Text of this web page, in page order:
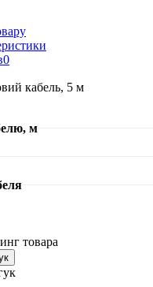
0
кабель, 5 м
м
товара